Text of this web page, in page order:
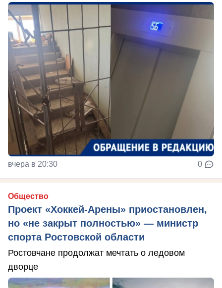
вчера в 20:30 0
Общество
Проект «Хоккей-Арены» приостановлен,
но «не закрыт полностью» — министр
спорта Ростовской области
Ростовчане продолжат мечтать о ледовом
дворце